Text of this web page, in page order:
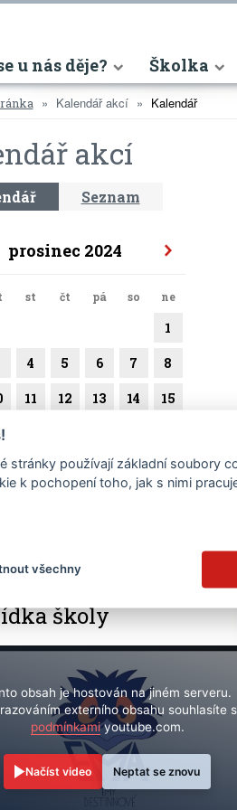
u nás děje? Školka
Kalendář akcí Kalendář
akcí
Seznam
prosinec 2024
st čt pá so ne
1
4 5 6 7 8
11 12 13 14 15
25 26 27 28 29
školy
obsah je hostován na jiném serveru.
externího obsahu souhlasíte s
podmínkamiyoutube.com.
Načíst video Neptat se znovu
stránky používají základní soubory
k pochopení toho, jak s nimi
všechny